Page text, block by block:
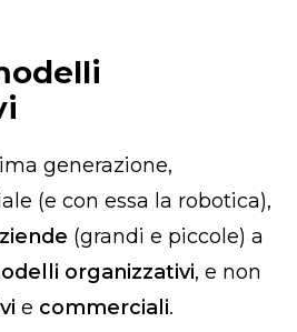
generazione,
(e con essa la robotica),
(grandi e piccole) a
organizzativi, e non
e commerciali.